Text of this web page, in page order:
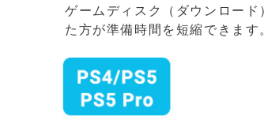
ゲームディスク（ダウンロー
た方が準備時間を短縮できます。